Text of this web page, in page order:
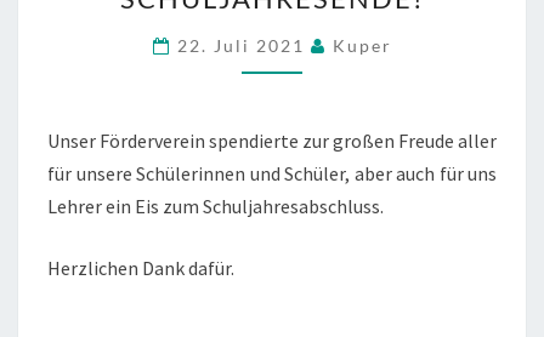
SCHULJAHRESENDE!
22. Juli 2021 Kuper
Unser Förderverein spendierte zur großen Freude aller
für unsere Schülerinnen und Schüler, aber auch für uns
Lehrer ein Eis zum Schuljahresabschluss.
Herzlichen Dank dafür.